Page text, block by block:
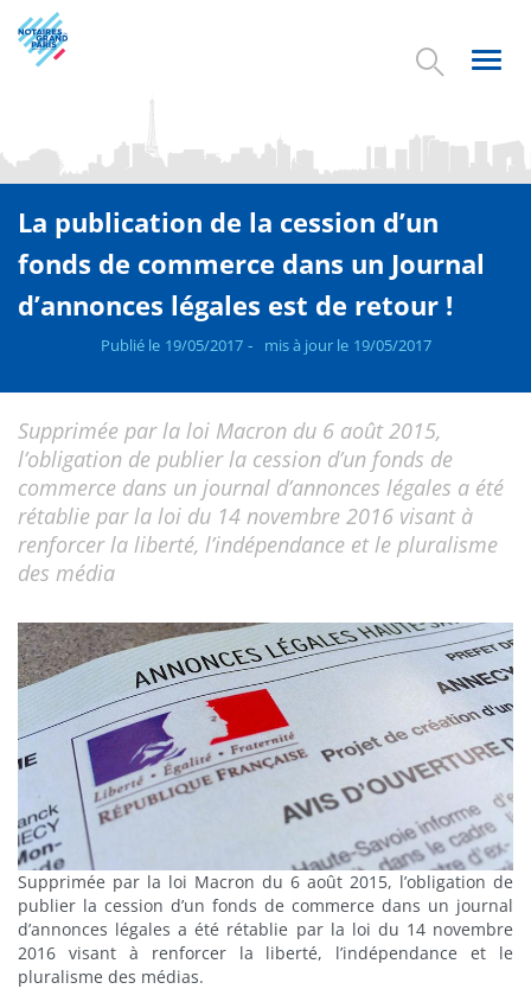
Aller
au
contenu
La publication de la cession d’un
fonds de commerce dans un Journal
d’annonces légales est de retour !
Publié le 19/05/2017 mis à jour le 19/05/2017
Supprimée par la loi Macron du 6 août 2015,
l’obligation de publier la cession d’un fonds de
commerce dans un journal d’annonces légales a été
rétablie par la loi du 14 novembre 2016 visant à
renforcer la liberté, l’indépendance et le pluralisme
des média
Supprimée par la loi Macron du 6 août 2015, l’obligation de
publier la cession d’un fonds de commerce dans un journal
d’annonces légales a été rétablie par la loi du 14 novembre
2016 visant à renforcer la liberté, l’indépendance et le
pluralisme des médias.